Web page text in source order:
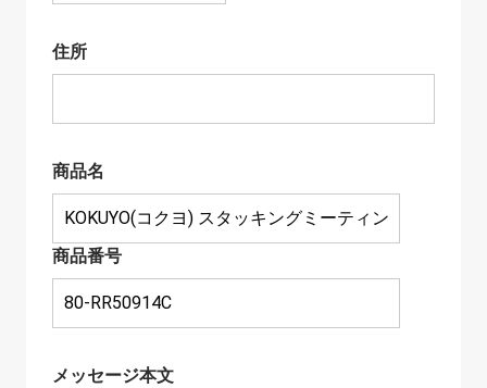
住所
商品名
商品番号
メッセージ本文